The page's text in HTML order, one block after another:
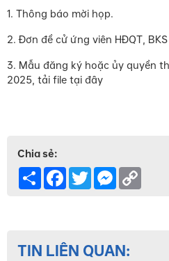
1. Thông báo mời họp.
2.Đơn đề cử ứng viên HĐQT, BKS
3. Mẫu đăng ký hoặc ủy quyền
2025, tải file tại đây
Chia sẻ:
Share Facebook
TwitterMessenger
TIN LIÊN QUAN: